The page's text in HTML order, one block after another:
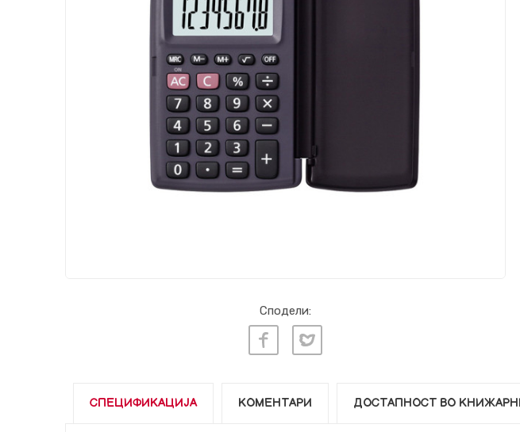
Сподели:
СПЕЦИФИКАЦИЈА КОМЕНТАРИ ДОСТАПНОСТ ВО